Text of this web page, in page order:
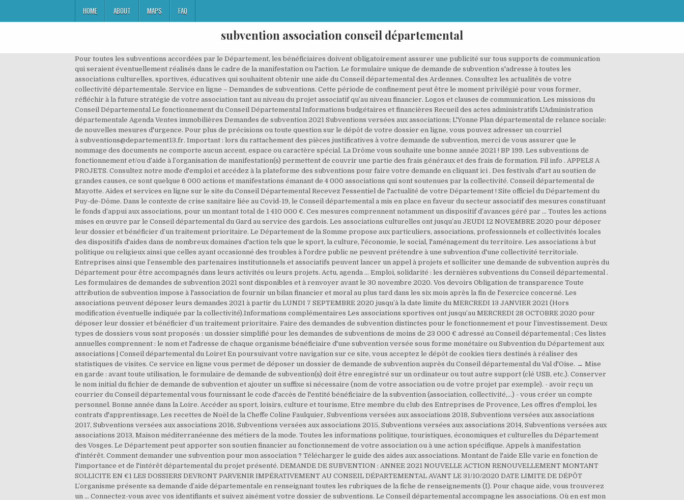
HOME ABOUT MAPS FAQ
subvention association conseil départemental
Pour toutes les subventions accordées par le Département, les bénéficiaires doivent obligatoirement assurer une publicité sur tous supports de communication qui seraient éventuellement réalisés dans le cadre de la manifestation ou l'action. Le formulaire unique de demande de subvention s'adresse à toutes les associations culturelles, sportives, éducatives qui souhaitent obtenir une aide du Conseil départemental des Ardennes. Consultez les actualités de votre collectivité départementale. Service en ligne – Demandes de subventions. Cette période de confinement peut être le moment privilégié pour vous former, réfléchir à la future stratégie de votre association tant au niveau du projet associatif qu’au niveau financier. Logos et clauses de communication. Les missions du Conseil Départemental Le fonctionnement du Conseil Départemental Informations budgétaires et financières Recueil des actes administratifs L'Administration départementale Agenda Ventes immobilières Demandes de subvention 2021 Subventions versées aux associations; L'Yonne Plan départemental de relance sociale: de nouvelles mesures d'urgence. Pour plus de précisions ou toute question sur le dépôt de votre dossier en ligne, vous pouvez adresser un courriel à subventions@departement13.fr. Important : lors du rattachement des pièces justificatives à votre demande de subvention, merci de vous assurer que le nommage des documents ne comporte aucun accent, espace ou caractère spécial. La Drôme vous souhaite une bonne année 2021 ! BP 199. Les subventions de fonctionnement et/ou d’aide à l’organisation de manifestation(s) permettent de couvrir une partie des frais généraux et des frais de formation. Fil info . APPELS A PROJETS. Consultez notre mode d'emploi et accédez à la plateforme des subventions pour faire votre demande en cliquant ici . Des festivals d'art au soutien de grandes causes, ce sont quelque 6 000 actions et manifestations émanant de 4 000 associations qui sont soutenues par la collectivité. Conseil départemental de Mayotte. Aides et services en ligne sur le site du Conseil Départemental Recevez l'essentiel de l'actualité de votre Département ! Site officiel du Département du Puy-de-Dôme. Dans le contexte de crise sanitaire liée au Covid-19, le Conseil départemental a mis en place en faveur du secteur associatif des mesures constituant le fonds d’appui aux associations, pour un montant total de 1 410 000 €. Ces mesures comprennent notamment un dispositif d’avances géré par … Toutes les actions mises en œuvre par le Conseil départemental du Gard au service des gardois. Les associations culturelles ont jusqu’au JEUDI 12 NOVEMBRE 2020 pour déposer leur dossier et bénéficier d’un traitement prioritaire. Le Département de la Somme propose aux particuliers, associations, professionnels et collectivités locales des dispositifs d'aides dans de nombreux domaines d'action tels que le sport, la culture, l'économie, le social, l'aménagement du territoire. Les associations à but politique ou religieux ainsi que celles ayant occasionné des troubles à l'ordre public ne peuvent prétendre à une subvention d'une collectivité territoriale. Entreprises ainsi que l’ensemble des partenaires institutionnels et associatifs peuvent lancer un appel à projets et solliciter une demande de subvention auprès du Département pour être accompagnés dans leurs activités ou leurs projets. Actu, agenda … Emploi, solidarité : les dernières subventions du Conseil départemental . Les formulaires de demandes de subvention 2021 sont disponibles et à renvoyer avant le 30 novembre 2020. Vos devoirs Obligation de transparence Toute attribution de subvention impose à l'association de fournir un bilan financier et moral au plus tard dans les six mois après la fin de l'exercice concerné. Les associations peuvent déposer leurs demandes 2021 à partir du LUNDI 7 SEPTEMBRE 2020 jusqu’à la date limite du MERCREDI 13 JANVIER 2021 (Hors modification éventuelle indiquée par la collectivité).Informations complémentaires Les associations sportives ont jusqu’au MERCREDI 28 OCTOBRE 2020 pour déposer leur dossier et bénéficier d’un traitement prioritaire. Faire des demandes de subvention distinctes pour le fonctionnement et pour l’investissement. Deux types de dossiers vous sont proposés : un dossier simplifié pour les demandes de subventions de moins de 23 000 € adressé au Conseil départemental ; Ces listes annuelles comprennent : le nom et l'adresse de chaque organisme bénéficiaire d'une subvention versée sous forme monétaire ou Subvention du Département aux associations | Conseil départemental du Loiret En poursuivant votre navigation sur ce site, vous acceptez le dépôt de cookies tiers destinés à réaliser des statistiques de visites. Ce service en ligne vous permet de déposer un dossier de demande de subvention auprès du Conseil départemental du Val d'Oise. → Mise en garde : avant toute utilisation, le formulaire de demande de subvention(s) doit être enregistré sur un ordinateur ou tout autre support (clé USB, etc.). Conserver le nom initial du fichier de demande de subvention et ajouter un suffixe si nécessaire (nom de votre association ou de votre projet par exemple). - avoir reçu un courrier du Conseil départemental vous fournissant le code d'accès de l'entité bénéficiaire de la subvention (association, collectivité,…) - vous créer un compte personnel. Bonne année dans la Loire. Accéder au sport, loisirs, culture et tourisme, Etre membre du club des Entreprises de Provence, Les offres d'emploi, les contrats d'apprentissage, Les recettes de Noël de la Cheffe Coline Faulquier, Subventions versées aux associations 2018, Subventions versées aux associations 2017, Subventions versées aux associations 2016, Subventions versées aux associations 2015, Subventions versées aux associations 2014, Subventions versées aux associations 2013, Maison méditerranéenne des métiers de la mode. Toutes les informations politique, touristiques, économiques et culturelles du Département des Vosges. Le Département peut apporter son soutien financier au fonctionnement de votre association ou à une action spécifique. Appels à manifestation d'intérêt. Comment demander une subvention pour mon association ? Télécharger le guide des aides aux associations. Montant de l'aide Elle varie en fonction de l'importance et de l'intérêt départemental du projet présenté. DEMANDE DE SUBVENTION : ANNEE 2021 NOUVELLE ACTION RENOUVELLEMENT MONTANT SOLLICITE EN €1 LES DOSSIERS DEVRONT PARVENIR IMPÉRATIVEMENT AU CONSEIL DÉPARTEMENTAL AVANT LE 31/10/2020 DATE LIMITE DE DÉPÔT L’organisme présente sa demande d’aide départementale en renseignant toutes les rubriques de la fiche de renseignements (I). Pour chaque aide, vous trouverez un … Connectez-vous avec vos identifiants et suivez aisément votre dossier de subventions. Le Conseil départemental accompagne les associations. Où en est mon dossier ? Le n°145 de Loire Magazine est sorti ! Offres d'emplois. avoir transmis sa demande dans les délais des campagnes annuelles annoncées sur le site du Conseil Départemental, avoir un an d'existence à la date de dépôt de sa demande, ne doit pas être constituée dans un but politique ou cultuel, ne pas disposer de plus de 80 % de ressources provenant déjà de fonds publics ou d'organismes publics. Vous pouvez aussi consulter les appels à projets en cours. Subventions versées aux associations 2018 (montant total des subventions d'équipement et de fonctionnement pour chaque association). Appel à projet; Schémas, règlements et PTS; Sport Afficher les sous-pages. Le Conseil départemental de la citoyenneté et de l’autonomie (CDCA) La Maison départementale des personnes handicapées; La conférence des financeurs de la prévention de la perte d'autonomie Afficher les sous-pages. DEMANDE DE SUBVENTION : ANNEE 2021 COMITE DEPARTEMENTAL NOUVELLE ACTION RENOUVELLEMENT MONTANT SOLLICITE EN €1 LES DOSSIERS DEVRONT PARVENIR IMPÉRATIVEMENT AU CONSEIL DÉPARTEMENTAL AVANT LE 31/10/2020 DATE LIMITE DE DÉPÔT L’organisme présente sa demande d’aide départementale en renseignant toutes les rubriques de la … En poursuivant votre navigation sur ce site, vous acceptez l'utilisation de cookies pour réaliser des statistiques de visites. ECONOMIE ET EMPLOI. Pour être éligible l'association doit : ... Conseil départemental de la Corrèze. Objet : Remerciements pour subvention Madame, Monsieur le Maire, Suite à la demande que nous avons effectuée auprès de vos services, notre association [indiquer le nom de l'association] vient de percevoir la subvention que vous avez accepté de nous accorder. Suite à ce deuxième confinement et aux incertitudes auxquelles le monde associatif doit faire face, le Département de l'Essonne, souhaite renouveler son soutien auprès des associations. Bienvenue sur le site officiel du Conseil départemental de Mayotte; le 101e département français situé dans l'Océan indien . Que vous soyez un particulier, une entreprise, une association ou une collectivité, la Manche propose différents dispositifs et soutiens pour vous accompagner tout au long de votre vie dans la Manche. Si vous n'avez pas encore de compte d'accès à l'espace subventions, vous pouvez en créer un ci-dessous. Conseil départemental de Mayotte. Toute l'actualité du Département de l'ile de La Réunion 974. Conformément à l’article 22 de la loi n° 2006-586 du 23 mai 2006 relative à l’engagement éducatif, toute personne morale de droit public doit mettre à disposition du public par voie électronique, le montant des subventions qu’elle a accordées aux associations de droit français et … Télécharger 4.12_fonds_departemental_amenagements_urbains.pdf (217.13 Ko) 2019 Demande de subvention - Direction de la Culture Culture, Actions culturelles, Patrimoine. La subvention du département ne pourra pas excéder 45 % du montant du budget prévisionnel. Les associations ayant plus d'un an d'existence, des activités dans l’Oise et présentant un intérêt départemental peuvent prétendre à une subvention annuelle de fonctio